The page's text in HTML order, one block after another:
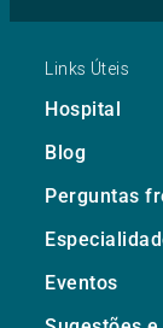
Links Úteis
Hospital
Blog
Perguntas
Eventos